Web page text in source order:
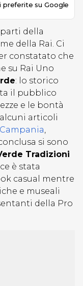
preferite su Google
parti della
della Rai. Ci
constatato che
su Rai Uno
: lo storico
il pubblico
e le bontà
articoli
,
si sono
Tradizioni
è stata
casual mentre
e museali
della Pro